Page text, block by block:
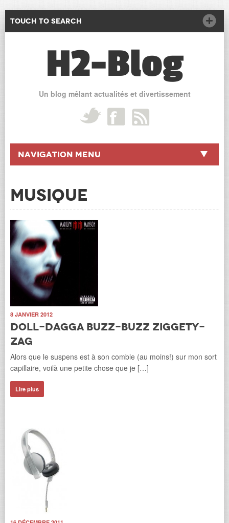
Touch to Search
H2-Blog
Un blog mêlant actualités et divertissement
Navigation Menu
Musique
8 JANVIER 2012
Doll-Dagga Buzz-Buzz Ziggety-
Zag
Alors que le suspens est à son comble (au moins!) sur mon sort
capillaire, voilà une petite chose que je […]
Lire plus